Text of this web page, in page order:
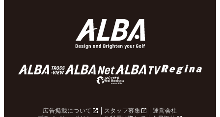
広告掲載について スタッフ募集
運営会社